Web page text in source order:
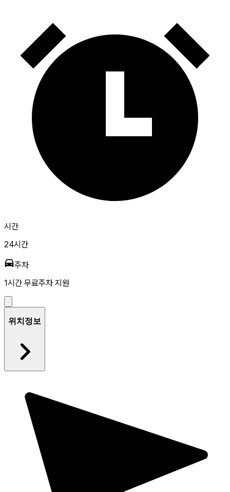
시간
24시간
주차
1시간 무료주차 지원
위치정보